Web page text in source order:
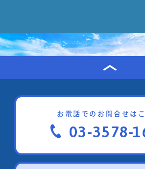
お電話でのお問合せは
03-3578-